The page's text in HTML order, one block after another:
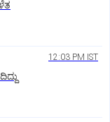
12:03 PM IST